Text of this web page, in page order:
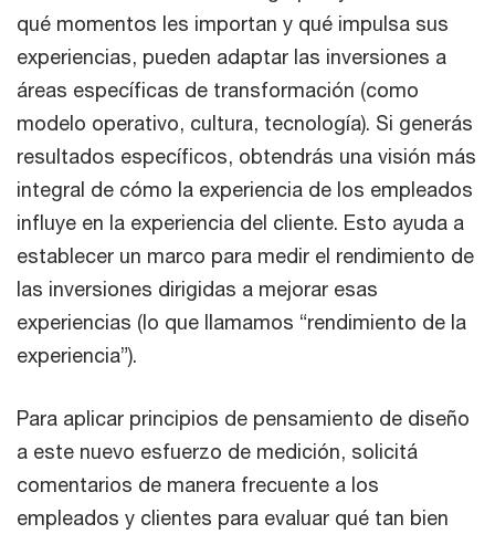
qué momentos les importan y qué impulsa sus
experiencias, pueden adaptar las inversiones a
áreas específicas de transformación (como
modelo operativo, cultura, tecnología). Si generás
resultados específicos, obtendrás una visión más
integral de cómo la experiencia de los empleados
influye en la experiencia del cliente. Esto ayuda a
establecer un marco para medir el rendimiento de
las inversiones dirigidas a mejorar esas
experiencias (lo que llamamos “rendimiento de la
experiencia”).
Para aplicar principios de pensamiento de diseño
a este nuevo esfuerzo de medición, solicitá
comentarios de manera frecuente a los
empleados y clientes para evaluar qué tan bien